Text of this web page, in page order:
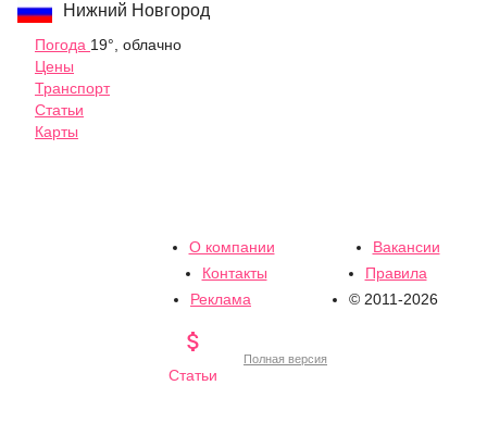
Нижний Новгород
Погода 19°, облачно
Цены
Транспорт
Статьи
Карты
О компании
Вакансии
Контакты
Правила
Реклама
© 2011-2026

Статьи
Полная версия